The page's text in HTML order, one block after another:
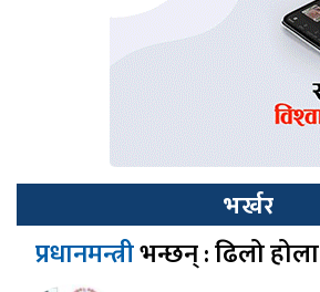
भर्खर
प्रधानमन्त्रीभन्छन् : ढिलो